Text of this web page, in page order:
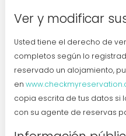
Ver y modificar
Usted tiene el derecho de
completos según lo
reservado un alojamiento,
en
copia escrita de tus datos si
con su agente de reservas